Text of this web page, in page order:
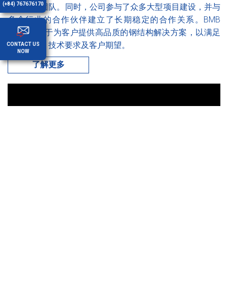
行能力的团队。同时，公司参与了众多大型项目建设，并与
多个行业的合作伙伴建立了长期稳定的合作关系。BMB
Steel 致力于为客户提供高品质的钢结构解决方案，以满足
项目规范、技术要求及客户期望。
了解更多
(+84) 767676170
CONTACT US
NOW